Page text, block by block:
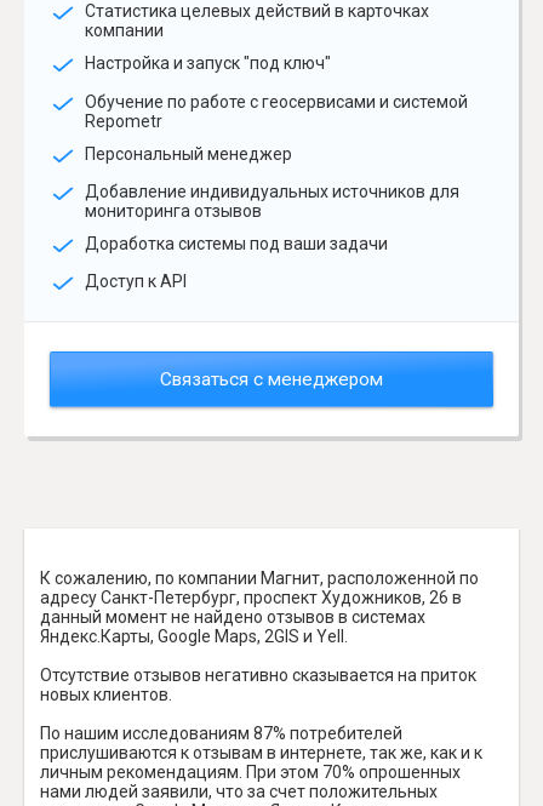
Статистика целевых действий в карточках
компании
Настройка и запуск "под ключ"
Обучение по работе с геосервисами и системой
Repometr
Персональный менеджер
Добавление индивидуальных источников для
мониторинга отзывов
Доработка системы под ваши задачи
Доступ к API
Связаться с менеджером
К сожалению, по компании Магнит, расположенной по
адресу Санкт-Петербург, проспект Художников, 26 в
данный момент не найдено отзывов в системах
Яндекс.Карты, Google Maps, 2GIS и Yell.
Отсутствие отзывов негативно сказывается на приток
новых клиентов.
По нашим исследованиям 87% потребителей
прислушиваются к отзывам в интернете, так же, как и к
личным рекомендациям. При этом 70% опрошенных
нами людей заявили, что за счет положительных